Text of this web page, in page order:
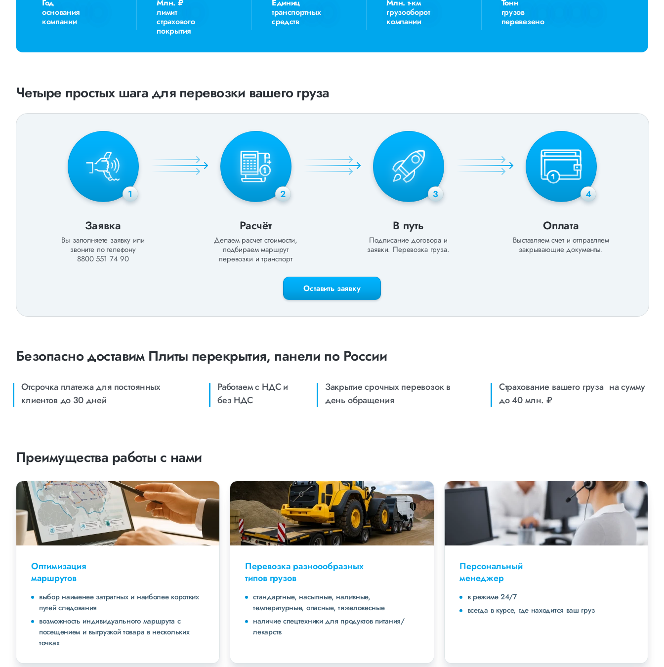
Год
основания
компании
Млн. ₽
лимит
страхового
покрытия
Единиц
транспортных
средств
Млн. т-км
грузооборот
компании
Тонн
грузов
перевезено
Четыре простых шага для перевозки вашего груза
1
Заявка
Вы заполняете заявку или
звоните по телефону
8800 551 74 90
2
Расчёт
Делаем расчет стоимости,
подбираем маршрут
перевозки и транспорт
3
В путь
Подписание договора и
заявки. Перевозка груза.
4
Оплата
Выставляем счет и отправляем
закрывающие документы.
Оставить заявку
Безопасно доставим Плиты перекрытия, панели по России
Отсрочка платежа для постоянных
клиентов до 30 дней
Работаем с НДС и
без НДС
Закрытие срочных перевозок в
день обращения
Страхование вашего груза на сумму
до 40 млн. ₽
Преимущества работы с нами
Оптимизация
маршрутов
выбор наименее затратных и наиболее коротких
путей следования
возможность индивидуального маршрута с
посещением и выгрузкой товара в нескольких
точках
Перевозка разноообразных
типов грузов
стандартные, насыпные, наливные,
температурные, опасные, тяжеловесные
наличие спецтехники для продуктов питания/
лекарств
Персональный
менеджер
в режиме 24/7
всегда в курсе, где находится ваш груз